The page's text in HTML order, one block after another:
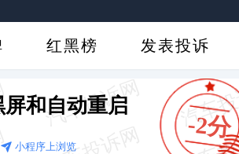
红黑榜 发表投诉
-2分
和自动重启
小程序上浏览